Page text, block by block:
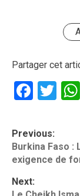
Partager cet
P
o
s
t
Previous:
Burkina Faso
exigence de
Next: